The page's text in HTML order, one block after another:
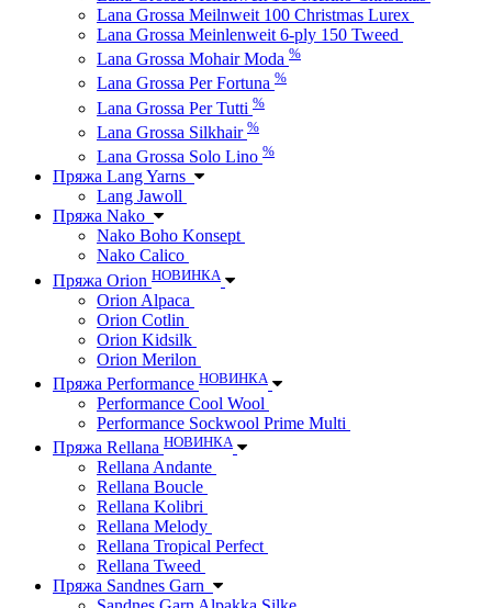
Lana Grossa Meilnweit 100 Christmas Lurex
Lana Grossa Meinlenweit 6-ply 150 Tweed
Lana Grossa Mohair Moda %
Lana Grossa Per Fortuna %
Lana Grossa Per Tutti %
Lana Grossa Silkhair %
Lana Grossa Solo Lino %
Пряжа Lang Yarns
Lang Jawoll
Пряжа Nako
Nako Boho Konsept
Nako Calico
Пряжа Orion НОВИНКА
Orion Alpaca
Orion Cotlin
Orion Kidsilk
Orion Merilon
Пряжа Performance НОВИНКА
Performance Cool Wool
Performance Sockwool Prime Multi
Пряжа Rellana НОВИНКА
Rellana Andante
Rellana Boucle
Rellana Kolibri
Rellana Melody
Rellana Tropical Perfect
Rellana Tweed
Пряжа Sandnes Garn